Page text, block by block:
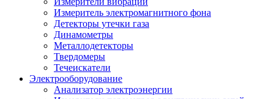
Измеритель электромагнитного фона
Детекторы утечки газа
Динамометры
Металлодетекторы
Твердомеры
Течеискатели
Электрооборудование
Анализатор электроэнергии